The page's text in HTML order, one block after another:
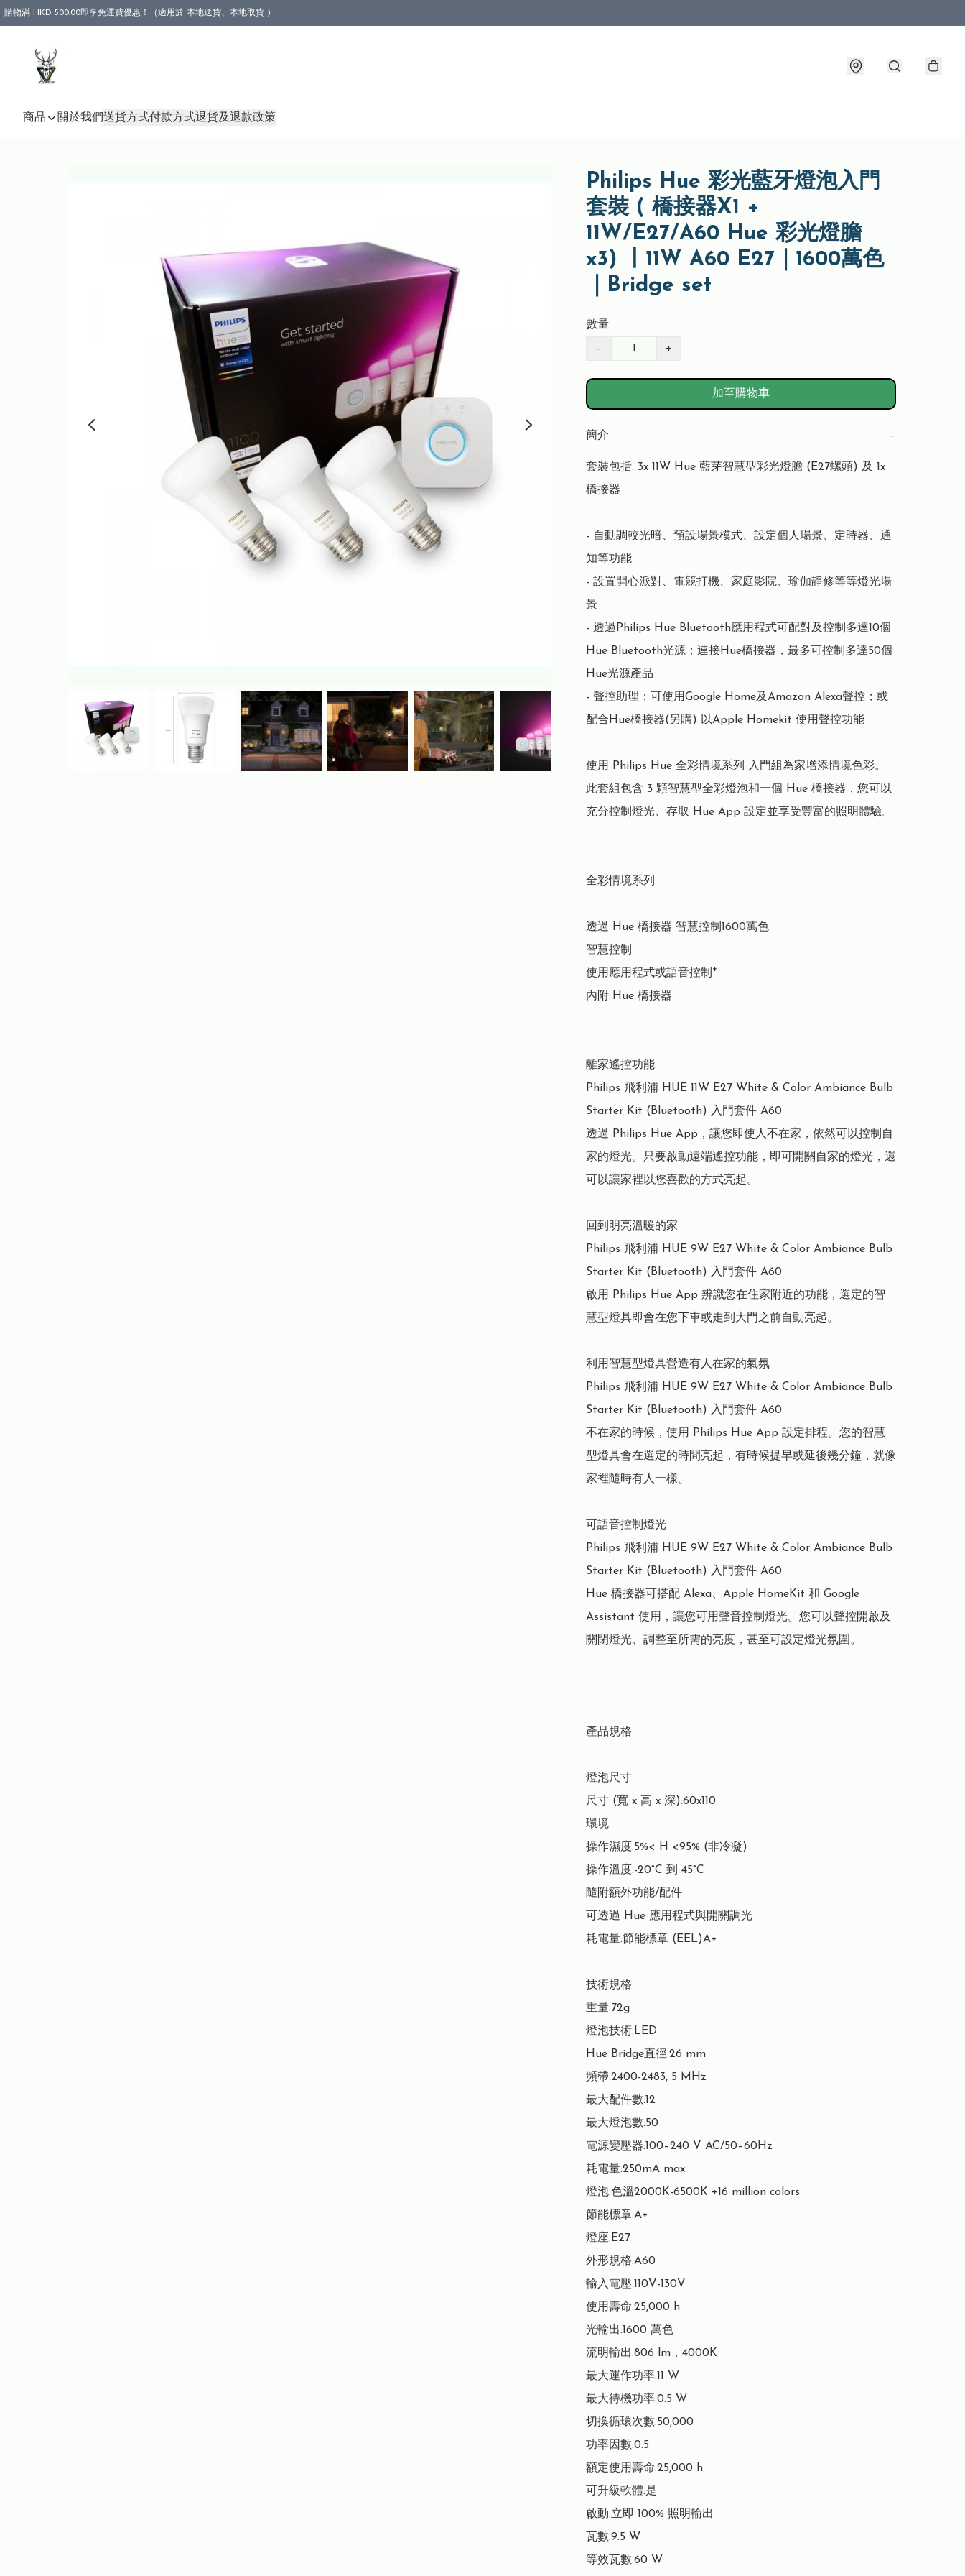
購物滿 HKD 500.00即享免運費優惠！（適用於 本地送貨、本地取貨 )
商品 關於我們送貨方式付款方式退貨及退款政策
Philips Hue 彩光藍牙燈泡入門
套裝 ( 橋接器X1 +
11W/E27/A60 Hue 彩光燈膽
x3) 丨11W A60 E27｜1600萬色
｜Bridge set
數量
− +
加至購物車
簡介 −
套裝包括: 3x 11W Hue 藍芽智慧型彩光燈膽 (E27螺頭) 及 1x
橋接器
- 自動調較光暗、預設場景模式、設定個人場景、定時器、通
知等功能
- 設置開心派對、電競打機、家庭影院、瑜伽靜修等等燈光場
景
- 透過Philips Hue Bluetooth應用程式可配對及控制多達10個
Hue Bluetooth光源；連接Hue橋接器，最多可控制多達50個
Hue光源產品
- 聲控助理：可使用Google Home及Amazon Alexa聲控；或
配合Hue橋接器(另購) 以Apple Homekit 使用聲控功能
使用 Philips Hue 全彩情境系列 入門組為家增添情境色彩。
此套組包含 3 顆智慧型全彩燈泡和一個 Hue 橋接器，您可以
充分控制燈光、存取 Hue App 設定並享受豐富的照明體驗。
全彩情境系列
透過 Hue 橋接器 智慧控制1600萬色
智慧控制
使用應用程式或語音控制*
內附 Hue 橋接器
離家遙控功能
Philips 飛利浦 HUE 11W E27 White & Color Ambiance Bulb
Starter Kit (Bluetooth) 入門套件 A60
透過 Philips Hue App，讓您即使人不在家，依然可以控制自
家的燈光。只要啟動遠端遙控功能，即可開關自家的燈光，還
可以讓家裡以您喜歡的方式亮起。
回到明亮溫暖的家
Philips 飛利浦 HUE 9W E27 White & Color Ambiance Bulb
Starter Kit (Bluetooth) 入門套件 A60
啟用 Philips Hue App 辨識您在住家附近的功能，選定的智
慧型燈具即會在您下車或走到大門之前自動亮起。
利用智慧型燈具營造有人在家的氣氛
Philips 飛利浦 HUE 9W E27 White & Color Ambiance Bulb
Starter Kit (Bluetooth) 入門套件 A60
不在家的時候，使用 Philips Hue App 設定排程。您的智慧
型燈具會在選定的時間亮起，有時候提早或延後幾分鐘，就像
家裡隨時有人一樣。
可語音控制燈光
Philips 飛利浦 HUE 9W E27 White & Color Ambiance Bulb
Starter Kit (Bluetooth) 入門套件 A60
Hue 橋接器可搭配 Alexa、Apple HomeKit 和 Google
Assistant 使用，讓您可用聲音控制燈光。您可以聲控開啟及
關閉燈光、調整至所需的亮度，甚至可設定燈光氛圍。
產品規格
燈泡尺寸
尺寸 (寬 x 高 x 深):60x110
環境
操作濕度:5%< H <95% (非冷凝)
操作溫度:-20°C 到 45°C
隨附額外功能/配件
可透過 Hue 應用程式與開關調光
耗電量:節能標章 (EEL)A+
技術規格
重量:72g
燈泡技術:LED
Hue Bridge直徑:26 mm
頻帶:2400-2483, 5 MHz
最大配件數:12
最大燈泡數:50
電源變壓器:100–240 V AC/50–60Hz
耗電量:250mA max
燈泡:色溫2000K-6500K +16 million colors
節能標章:A+
燈座:E27
外形規格:A60
輸入電壓:110V-130V
使用壽命:25,000 h
光輸出:1600 萬色
流明輸出:806 lm，4000K
最大運作功率:11 W
最大待機功率:0.5 W
切換循環次數:50,000
功率因數:0.5
額定使用壽命:25,000 h
可升級軟體:是
啟動:立即 100% 照明輸出
瓦數:9.5 W
等效瓦數:60 W